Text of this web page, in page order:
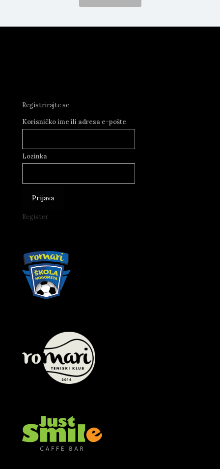
Registrirajte se
Korisničko ime ili adresa e-pošte
Lozinka
Register